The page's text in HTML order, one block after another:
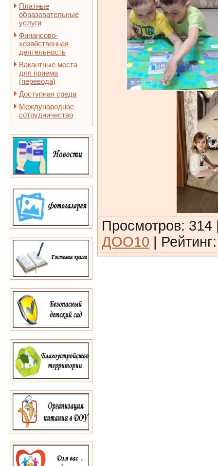
Платные
образовательные
услуги
Финансово-
хозяйственная
деятельность
Вакантные места
для приема
(перевода)
Доступная среда
Международное
сотрудничество
Просмотров: 314
ДОО10 | Рейтинг: